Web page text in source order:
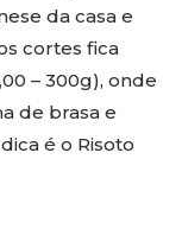
da casa e
cortes fica
– 300g), onde
de brasa e
é o Risoto